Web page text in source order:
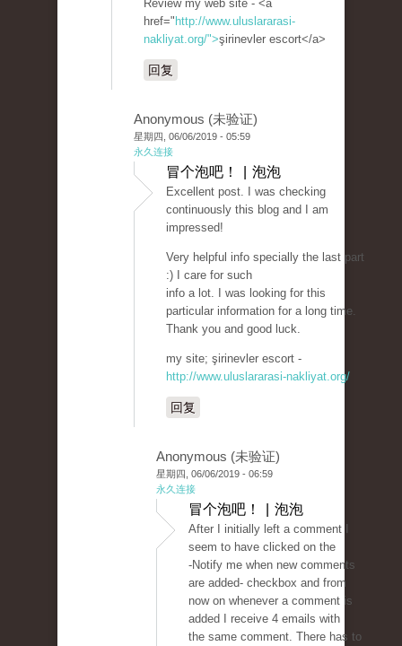
Review my web site - <a
href=" http://www.uluslararasi-
nakliyat.org/">şirinevler escort</a>
回复
Anonymous (未验证)
星期四, 06/06/2019 - 05:59
永久连接
冒个泡吧！ | 泡泡
Excellent post. I was checking
continuously this blog and I am
impressed!
Very helpful info specially the last part
:) I care for such
info a lot. I was looking for this
particular information for a long time.
Thank you and good luck.
my site; şirinevler escort -
http://www.uluslararasi-nakliyat.org/
回复
Anonymous (未验证)
星期四, 06/06/2019 - 06:59
永久连接
冒个泡吧！ | 泡泡
After I initially left a comment I
seem to have clicked on the
-Notify me when new comments
are added- checkbox and from
now on whenever a comment is
added I receive 4 emails with
the same comment. There has to